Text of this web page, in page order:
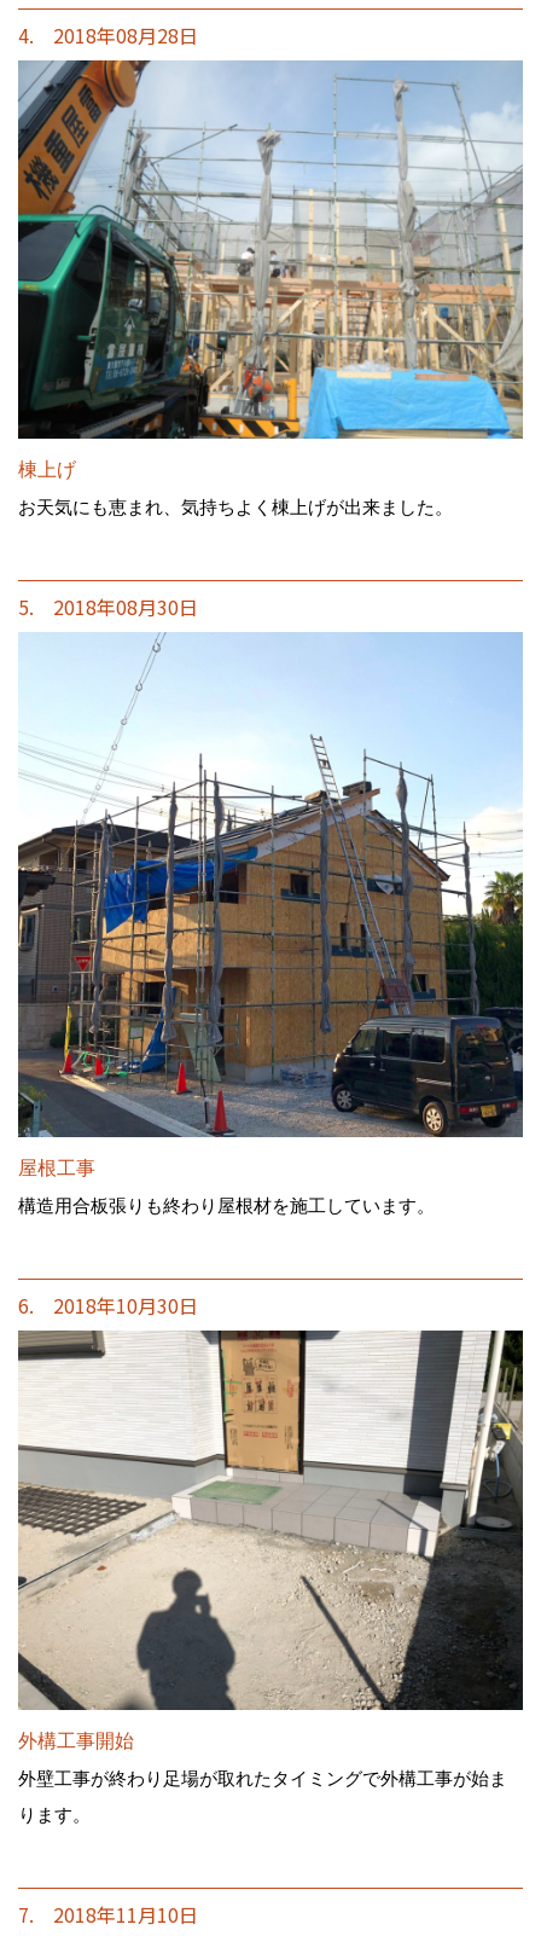
4. 2018年08月28日
棟上げ
お天気にも恵まれ、気持ちよく棟上げが出来ました。
5. 2018年08月30日
屋根工事
構造用合板張りも終わり屋根材を施工しています。
6. 2018年10月30日
外構工事開始
外壁工事が終わり足場が取れたタイミングで外構工事が始ま
ります。
7. 2018年11月10日